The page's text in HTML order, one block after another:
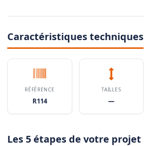
Caractéristiques techniques
RÉFÉRENCE
R114
TAILLES
—
Les 5 étapes de votre projet